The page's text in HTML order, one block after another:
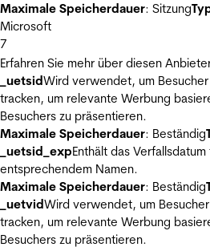
Maximale Speicherdauer: Sitzung
Microsoft
7
Erfahren Sie mehr über diesen
_uetsidWird verwendet, um
tracken, um relevante Werbung
Besuchers zu präsentieren.
Maximale Speicherdauer: Beständig
_uetsid_expEnthält das
entsprechendem Namen.
Maximale Speicherdauer: Beständig
_uetvidWird verwendet, um
tracken, um relevante Werbung
Besuchers zu präsentieren.